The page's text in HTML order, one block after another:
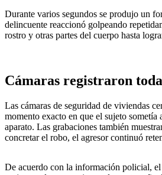
Durante varios segundos se produjo un
delincuente reaccionó golpeando
rostro y otras partes del cuerpo hasta
Cámaras registraron
Las cámaras de seguridad de viviendas
momento exacto en que el sujeto sometía
aparato. Las grabaciones también
concretar el robo, el agresor continuó
De acuerdo con la información policial,